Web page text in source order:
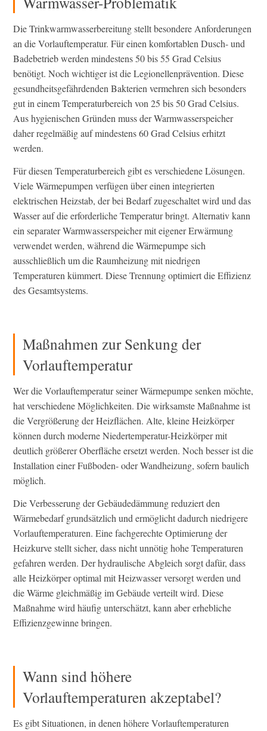
Die Trinkwarmwasserbereitung stellt besondere Anforderungen
an die Vorlauftemperatur. Für einen komfortablen Dusch- und
Badebetrieb werden mindestens 50 bis 55 Grad Celsius
benötigt. Noch wichtiger ist die Legionellenprävention. Diese
gesundheitsgefährdenden Bakterien vermehren sich besonders
gut in einem Temperaturbereich von 25 bis 50 Grad Celsius.
Aus hygienischen Gründen muss der Warmwasserspeicher
daher regelmäßig auf mindestens 60 Grad Celsius erhitzt
werden.
Für diesen Temperaturbereich gibt es verschiedene Lösungen.
Viele Wärmepumpen verfügen über einen integrierten
elektrischen Heizstab, der bei Bedarf zugeschaltet wird und das
Wasser auf die erforderliche Temperatur bringt. Alternativ kann
ein separater Warmwasserspeicher mit eigener Erwärmung
verwendet werden, während die Wärmepumpe sich
ausschließlich um die Raumheizung mit niedrigen
Temperaturen kümmert. Diese Trennung optimiert die Effizienz
des Gesamtsystems.
Maßnahmen zur Senkung der
Vorlauftemperatur
Wer die Vorlauftemperatur seiner Wärmepumpe senken möchte,
hat verschiedene Möglichkeiten. Die wirksamste Maßnahme ist
die Vergrößerung der Heizflächen. Alte, kleine Heizkörper
können durch moderne Niedertemperatur-Heizkörper mit
deutlich größerer Oberfläche ersetzt werden. Noch besser ist die
Installation einer Fußboden- oder Wandheizung, sofern baulich
möglich.
Die Verbesserung der Gebäudedämmung reduziert den
Wärmebedarf grundsätzlich und ermöglicht dadurch niedrigere
Vorlauftemperaturen. Eine fachgerechte Optimierung der
Heizkurve stellt sicher, dass nicht unnötig hohe Temperaturen
gefahren werden. Der hydraulische Abgleich sorgt dafür, dass
alle Heizkörper optimal mit Heizwasser versorgt werden und
die Wärme gleichmäßig im Gebäude verteilt wird. Diese
Maßnahme wird häufig unterschätzt, kann aber erhebliche
Effizienzgewinne bringen.
Wann sind höhere
Vorlauftemperaturen akzeptabel?
Es gibt Situationen, in denen höhere Vorlauftemperaturen